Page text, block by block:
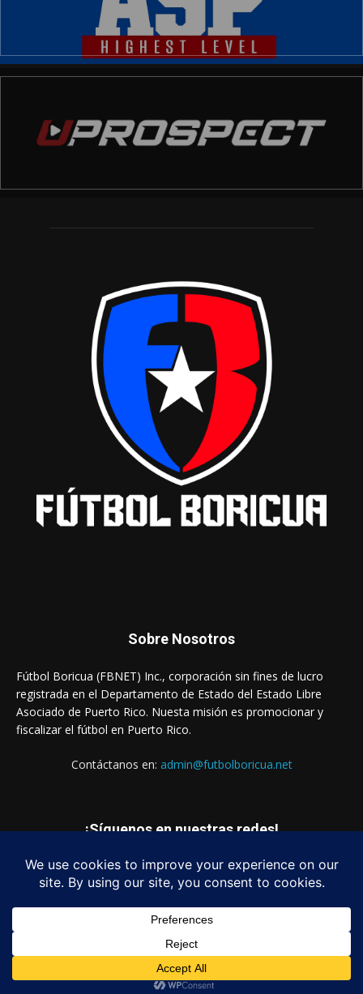
Sobre Nosotros
Fútbol Boricua (FBNET) Inc., corporación sin fines de lucro
registrada en el Departamento de Estado del Estado Libre
Asociado de Puerto Rico. Nuesta misión es promocionar y
fiscalizar el fútbol en Puerto Rico.
Contáctanos en: admin@futbolboricua.net
¡Síguenos en nuestras redes!
© Copyright 2023 - Fútbol Boricua (FBNET) Inc.
Login Quienes Somos Estados Financieros Contáctanos